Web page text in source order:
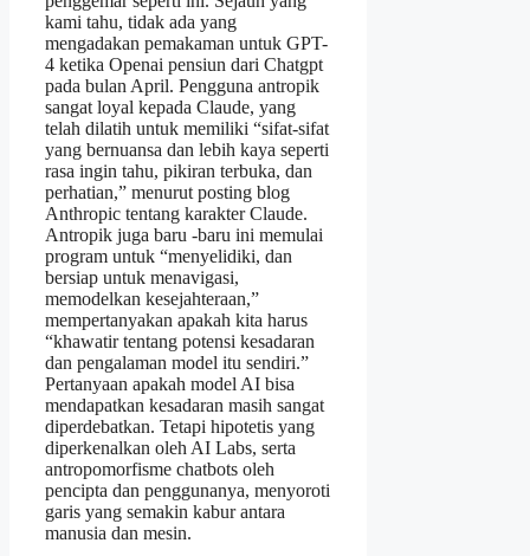
kami tahu, tidak ada yang
mengadakan pemakaman untuk GPT-
4 ketika Openai pensiun dari Chatgpt
pada bulan April. Pengguna antropik
sangat loyal kepada Claude, yang
telah dilatih untuk memiliki “sifat-sifat
yang bernuansa dan lebih kaya seperti
rasa ingin tahu, pikiran terbuka, dan
perhatian,” menurut posting blog
Anthropic tentang karakter Claude.
Antropik juga baru -baru ini memulai
program untuk “menyelidiki, dan
bersiap untuk menavigasi,
memodelkan kesejahteraan,”
mempertanyakan apakah kita harus
“khawatir tentang potensi kesadaran
dan pengalaman model itu sendiri.”
Pertanyaan apakah model AI bisa
mendapatkan kesadaran masih sangat
diperdebatkan. Tetapi hipotetis yang
diperkenalkan oleh AI Labs, serta
antropomorfisme chatbots oleh
pencipta dan penggunanya, menyoroti
garis yang semakin kabur antara
manusia dan mesin.